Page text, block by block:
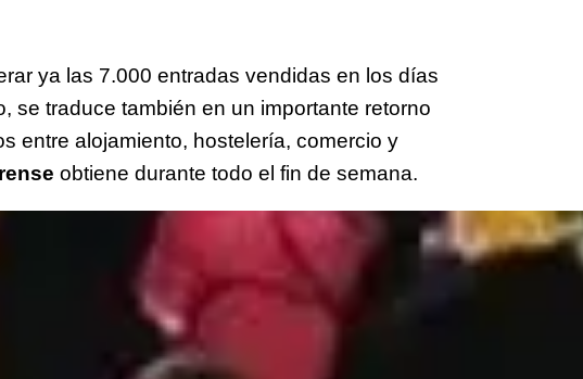
ya las 7.000 entradas vendidas en los días
se traduce también en un importante retorno
entre alojamiento, hostelería, comercio y
obtiene durante todo el fin de semana.